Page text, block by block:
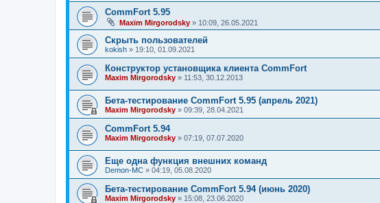
CommFort 5.95
Maxim Mirgorodsky » 10:09, 26.05.2021
Скрыть пользователей
kokish » 19:10, 01.09.2021
Конструктор установщика клиента CommFort
Maxim Mirgorodsky » 11:53, 30.12.2013
Бета-тестирование CommFort 5.95 (апрель 2021)
Maxim Mirgorodsky » 09:39, 28.04.2021
CommFort 5.94
Maxim Mirgorodsky » 07:19, 07.07.2020
Еще одна функция внешних команд
Demon-MC » 04:19, 05.08.2020
Бета-тестирование CommFort 5.94 (июнь 2020)
Maxim Mirgorodsky » 15:08, 23.06.2020